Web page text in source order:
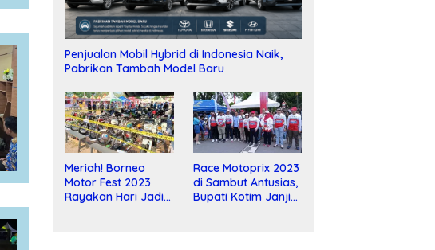
Penjualan Mobil Hybrid di Indonesia Naik,
Pabrikan Tambah Model Baru
Meriah! Borneo
Motor Fest 2023
Rayakan Hari Jadi
Race Motoprix 2023
di Sambut Antusias,
Bupati Kotim Janji